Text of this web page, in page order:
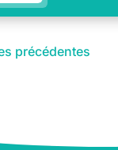
précédentes